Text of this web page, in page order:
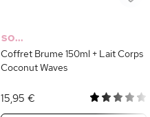
SO...
Coffret Brume 150ml + Lait Corps
Coconut Waves
15,95 €